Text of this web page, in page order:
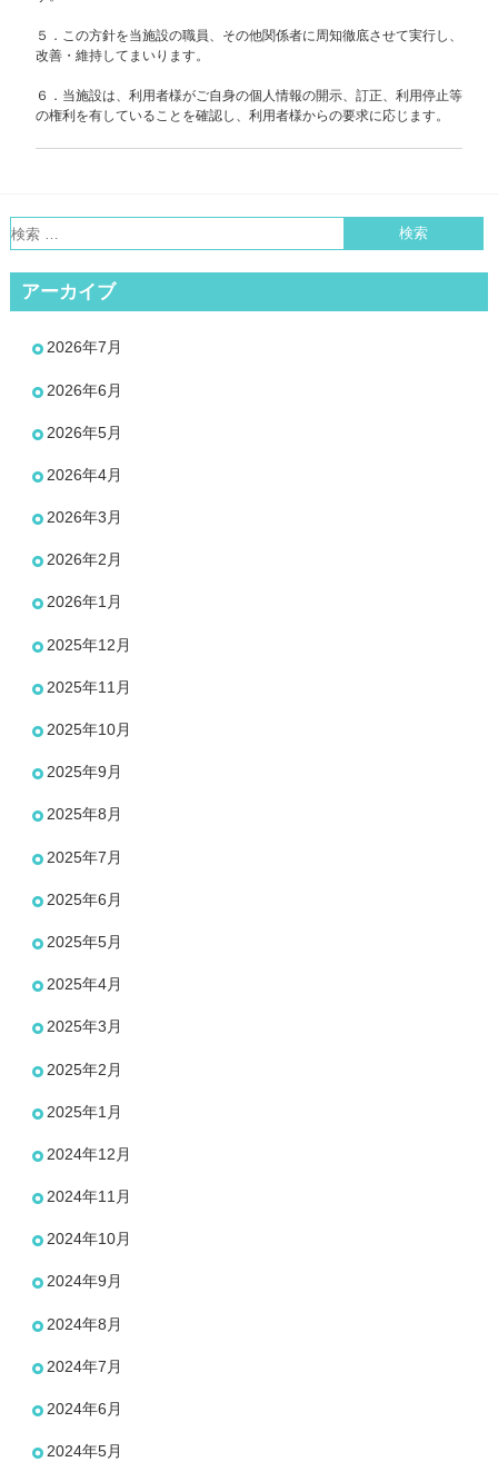
５．この方針を当施設の職員、その他関係者に周知徹底させて実行し、
改善・維持してまいります。
６．当施設は、利用者様がご自身の個人情報の開示、訂正、利用停止等
の権利を有していることを確認し、利用者様からの要求に応じます。
アーカイブ
2026年7月
2026年6月
2026年5月
2026年4月
2026年3月
2026年2月
2026年1月
2025年12月
2025年11月
2025年10月
2025年9月
2025年8月
2025年7月
2025年6月
2025年5月
2025年4月
2025年3月
2025年2月
2025年1月
2024年12月
2024年11月
2024年10月
2024年9月
2024年8月
2024年7月
2024年6月
2024年5月